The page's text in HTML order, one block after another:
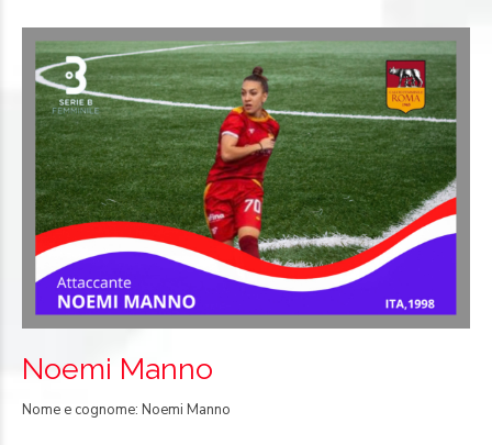
Noemi Manno
Nome e cognome: Noemi Manno